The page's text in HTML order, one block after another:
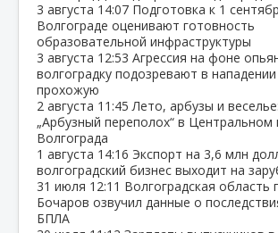
3 августа 14:07 Подготовка к 1
Волгограде оценивают готовность
образовательной инфраструктуры
3 августа 12:53 Агрессия на фоне
волгоградку подозревают в
прохожую
2 августа 11:45 Лето, арбузы и
„Арбузный переполох“ в Центральном
Волгограда
1 августа 14:16 Экспорт на 3,6 млн
волгоградский бизнес выходит на
31 июля 12:11 Волгоградская область
Бочаров озвучил данные о
БПЛА